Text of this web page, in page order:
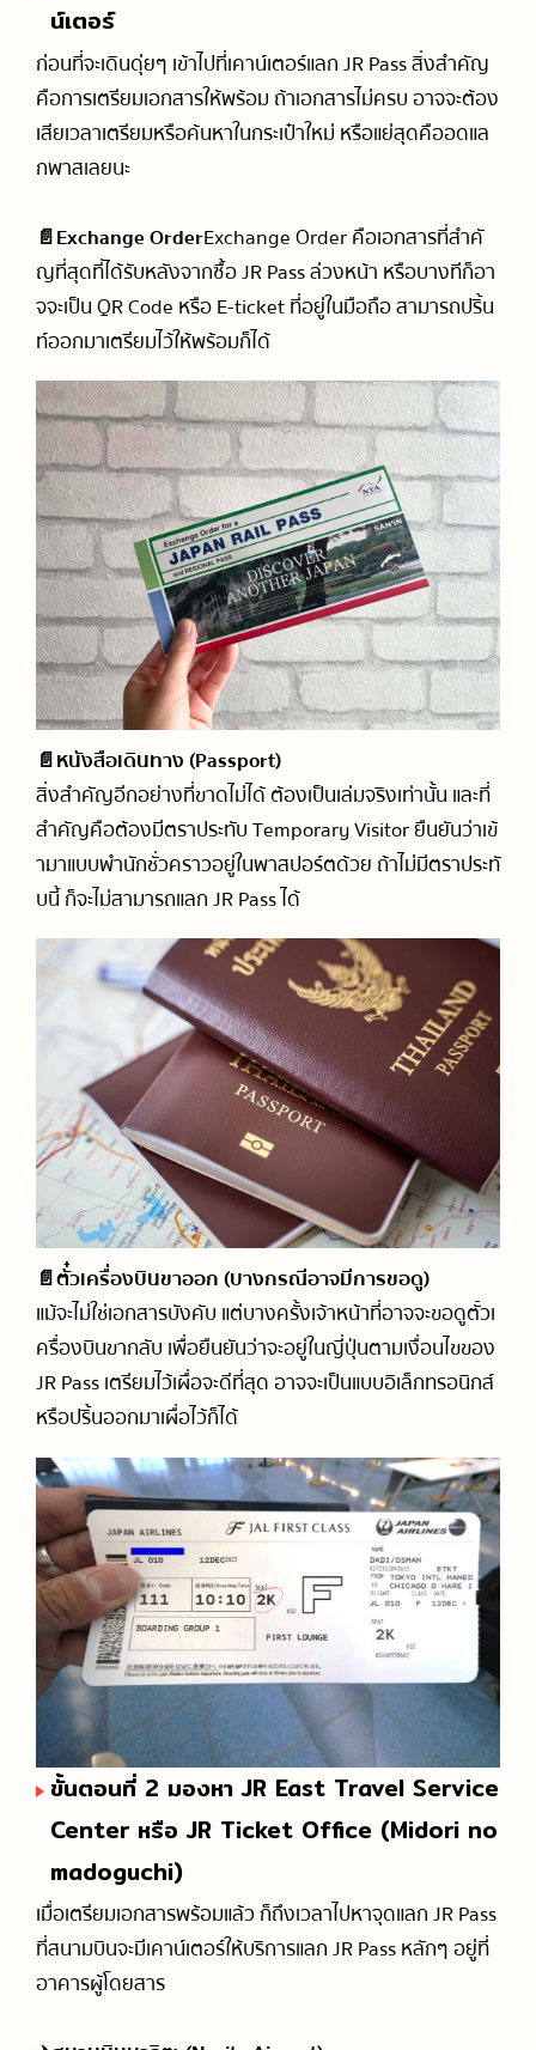
น์เตอร์
ก่อนที่จะเดินดุ่ยๆ เข้าไปที่เคาน์เตอร์แลก JR Pass สิ่งสำคัญ
คือการเตรียมเอกสารให้พร้อม ถ้าเอกสารไม่ครบ อาจจะต้อง
เสียเวลาเตรียมหรือค้นหาในกระเป๋าใหม่ หรือแย่สุดคืออดแล
กพาสเลยนะ
📄Exchange OrderExchange Order คือเอกสารที่สำคั
ญที่สุดที่ได้รับหลังจากซื้อ JR Pass ล่วงหน้า หรือบางทีก็อา
จจะเป็น QR Code หรือ E-ticket ที่อยู่ในมือถือ สามารถปริ้น
ท์ออกมาเตรียมไว้ให้พร้อมก็ได้
📄หนังสือเดินทาง (Passport)
สิ่งสำคัญอีกอย่างที่ขาดไม่ได้ ต้องเป็นเล่มจริงเท่านั้น และที่
สำคัญคือต้องมีตราประทับ Temporary Visitor ยืนยันว่าเข้
ามาแบบพำนักชั่วคราวอยู่ในพาสปอร์ตด้วย ถ้าไม่มีตราประทั
บนี้ ก็จะไม่สามารถแลก JR Pass ได้
📄ตั๋วเครื่องบินขาออก (บางกรณีอาจมีการขอดู)
แม้จะไม่ใช่เอกสารบังคับ แต่บางครั้งเจ้าหน้าที่อาจจะขอดูตั๋วเ
ครื่องบินขากลับ เพื่อยืนยันว่าจะอยู่ในญี่ปุ่นตามเงื่อนไขของ
JR Pass เตรียมไว้เผื่อจะดีที่สุด อาจจะเป็นแบบอิเล็กทรอนิกส์
หรือปริ้นออกมาเผื่อไว้ก็ได้
ขั้นตอนที่ 2 มองหา JR East Travel Service
Center หรือ JR Ticket Office (Midori no
madoguchi)
เมื่อเตรียมเอกสารพร้อมแล้ว ก็ถึงเวลาไปหาจุดแลก JR Pass
ที่สนามบินจะมีเคาน์เตอร์ให้บริการแลก JR Pass หลักๆ อยู่ที่
อาคารผู้โดยสาร